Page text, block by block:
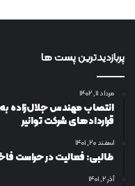
پربازدیدترین پست ها
مرداد ۱۱, ۱۴۰۲
انتصاب مهندس جلال‌زاده
قراردادهای شركت توانیر
اسفند ۲۰, ۱۴۰۱
طالبی: فعالیت در حراست
آذر ۲, ۱۴۰۱